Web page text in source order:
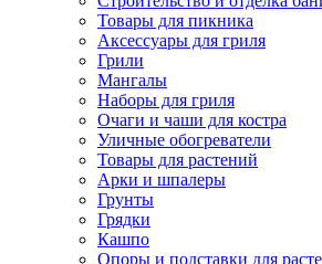
Товары для пикника
Аксессуары для гриля
Грили
Мангалы
Наборы для гриля
Очаги и чаши для костра
Уличные обогреватели
Товары для растений
Арки и шпалеры
Грунты
Грядки
Кашпо
Опоры и подставки для